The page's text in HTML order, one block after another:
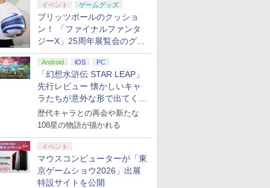
イベント ゲームグッズ
ブリッツボールのクッショ
ン！ 「ファイナルファンタ
ジーX」25周年展覧会のグッ
ズ情報が公開
Android iOS PC
「幻想水滸伝 STAR LEAP」
先行レビュー 懐かしいキャ
ラたちが意外な形で出てくる
シリーズ完全新作！
歴代キャラとの再会や新たな
108星の物語が描かれる
イベント
マウスコンピューターが「東
京ゲームショウ2026」出展
特設サイトを公開